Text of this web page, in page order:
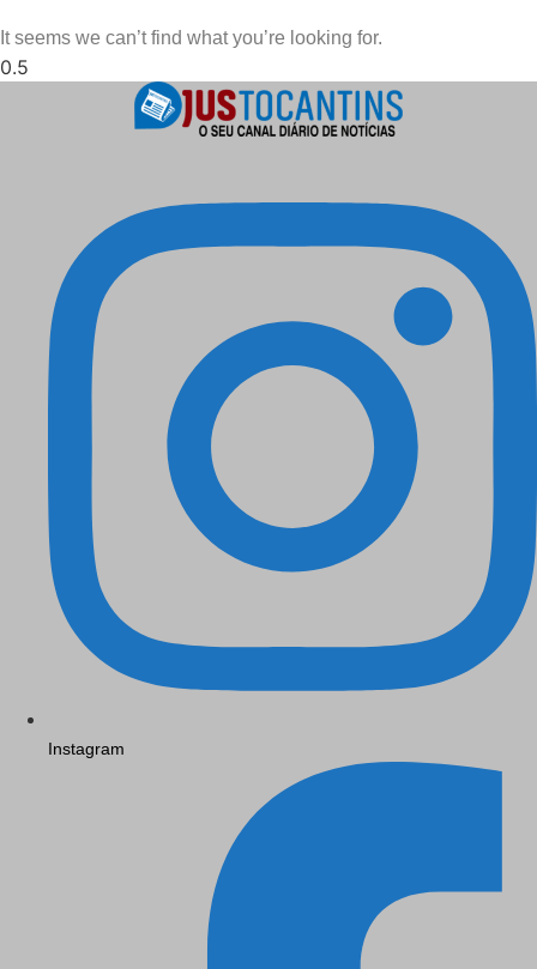
It seems we can’t find what you’re looking for.
Instagram